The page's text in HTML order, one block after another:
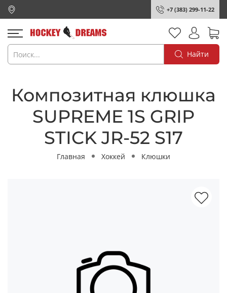
+7 (383) 299-11-22
Найти
Композитная клюшка
SUPREME 1S GRIP
STICK JR-52 S17
Главная Хоккей Клюшки